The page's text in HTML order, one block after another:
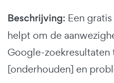
Beschrijving: Een
helpt om de
Google-
[onderhouden] en